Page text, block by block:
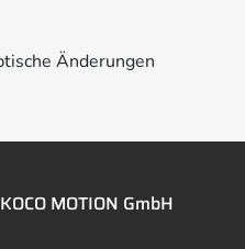
Änderungen
KOCO MOTION GmbH